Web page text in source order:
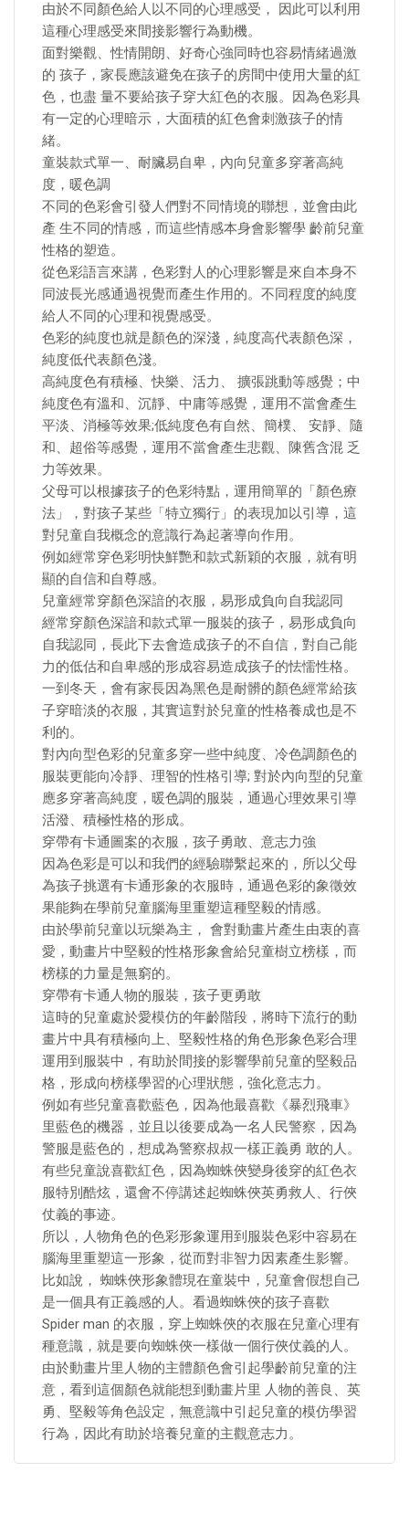
由於不同顏色給人以不同的心理感受， 因此可以利用
這種心理感受來間接影響行為動機。
面對樂觀、性情開朗、好奇心強同時也容易情緒過激
的 孩子，家長應該避免在孩子的房間中使用大量的紅
色，也盡 量不要給孩子穿大紅色的衣服。因為色彩具
有一定的心理暗示，大面積的紅色會刺激孩子的情
緒。
童裝款式單一、耐臟易自卑，內向兒童多穿著高純
度，暖色調
不同的色彩會引發人們對不同情境的聯想，並會由此
產 生不同的情感，而這些情感本身會影響學 齡前兒童
性格的塑造。
從色彩語言來講，色彩對人的心理影響是來自本身不
同波長光感通過視覺而產生作用的。不同程度的純度
給人不同的心理和視覺感受。
色彩的純度也就是顏色的深淺，純度高代表顏色深，
純度低代表顏色淺。
高純度色有積極、快樂、活力、 擴張跳動等感覺；中
純度色有溫和、沉靜、中庸等感覺，運用不當會產生
平淡、消極等效果;低純度色有自然、簡樸、 安靜、隨
和、超俗等感覺，運用不當會產生悲觀、陳舊含混 乏
力等效果。
父母可以根據孩子的色彩特點，運用簡單的「顏色療
法」，對孩子某些「特立獨行」的表現加以引導，這
對兒童自我概念的意識行為起著導向作用。
例如經常穿色彩明快鮮艷和款式新穎的衣服，就有明
顯的自信和自尊感。
兒童經常穿顏色深諳的衣服，易形成負向自我認同
經常穿顏色深諳和款式單一服裝的孩子，易形成負向
自我認同，長此下去會造成孩子的不自信，對自己能
力的低估和自卑感的形成容易造成孩子的怯懦性格。
一到冬天，會有家長因為黑色是耐髒的顏色經常給孩
子穿暗淡的衣服，其實這對於兒童的性格養成也是不
利的。
對內向型色彩的兒童多穿一些中純度、冷色調顏色的
服裝更能向冷靜、理智的性格引導; 對於內向型的兒童
應多穿著高純度，暖色調的服裝，通過心理效果引導
活潑、積極性格的形成。
穿帶有卡通圖案的衣服，孩子勇敢、意志力強
因為色彩是可以和我們的經驗聯繫起來的，所以父母
為孩子挑選有卡通形象的衣服時，通過色彩的象徵效
果能夠在學前兒童腦海里重塑這種堅毅的情感。
由於學前兒童以玩樂為主， 會對動畫片產生由衷的喜
愛，動畫片中堅毅的性格形象會給兒童樹立榜樣，而
榜樣的力量是無窮的。
穿帶有卡通人物的服裝，孩子更勇敢
這時的兒童處於愛模仿的年齡階段，將時下流行的動
畫片中具有積極向上、堅毅性格的角色形象色彩合理
運用到服裝中，有助於間接的影響學前兒童的堅毅品
格，形成向榜樣學習的心理狀態，強化意志力。
例如有些兒童喜歡藍色，因為他最喜歡《暴烈飛車》
里藍色的機器，並且以後要成為一名人民警察，因為
警服是藍色的，想成為警察叔叔一樣正義勇 敢的人。
有些兒童說喜歡紅色，因為蜘蛛俠變身後穿的紅色衣
服特別酷炫，還會不停講述起蜘蛛俠英勇救人、行俠
仗義的事迹。
所以，人物角色的色彩形象運用到服裝色彩中容易在
腦海里重塑這一形象，從而對非智力因素產生影響。
比如說， 蜘蛛俠形象體現在童裝中，兒童會假想自己
是一個具有正義感的人。看過蜘蛛俠的孩子喜歡
Spider man 的衣服，穿上蜘蛛俠的衣服在兒童心理有
種意識，就是要向蜘蛛俠一樣做一個行俠仗義的人。
由於動畫片里人物的主體顏色會引起學齡前兒童的注
意，看到這個顏色就能想到動畫片里 人物的善良、英
勇、堅毅等角色設定，無意識中引起兒童的模仿學習
行為，因此有助於培養兒童的主觀意志力。